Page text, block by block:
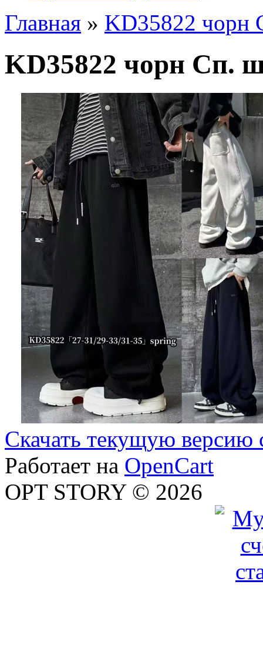
Главная » KD35822 чорн
KD35822 чорн Сп.
Скачать текущую версию
Работает на OpenCart
OPT STORY © 2026